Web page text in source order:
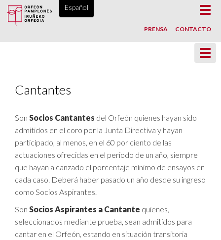
ORFEÓN PAMPLONÉS, DESDE 1865
Español
PRENSA CONTACTO
Cantantes
Son Socios Cantantes del Orfeón quienes hayan sido
admitidos en el coro por la Junta Directiva y hayan
participado, al menos, en el 60 por ciento de las
actuaciones ofrecidas en el periodo de un año, siempre
que hayan alcanzado el porcentaje mínimo de ensayos en
cada caso. Deberá haber pasado un año desde su ingreso
como Socios Aspirantes.
Son Socios Aspirantes a Cantante quienes,
seleccionados mediante prueba, sean admitidos para
cantar en el Orfeón, estando en situación transitoria